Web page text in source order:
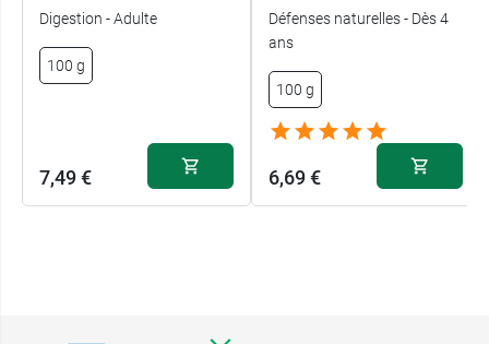
Digestion - Adulte
100 g
7,49 €
Défenses naturelles - Dès 4
ans
100 g
6,69 €